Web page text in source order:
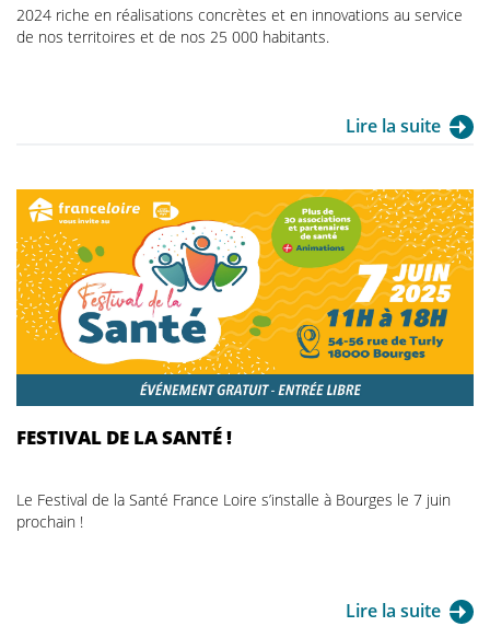
2024 riche en réalisations concrètes et en innovations au service
de nos territoires et de nos 25 000 habitants.
Lire la suite
FESTIVAL DE LA SANTÉ !
Le Festival de la Santé France Loire s’installe à Bourges le 7 juin
prochain !
Lire la suite